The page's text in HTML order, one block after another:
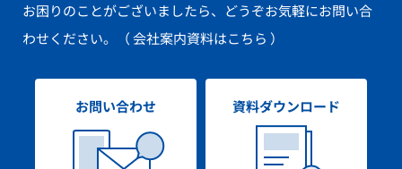
お困りのことがございましたら、どうぞお気軽にお問い合
わせください。
（ 会社案内資料はこちら ）
お問い合わせ 資料ダウンロード